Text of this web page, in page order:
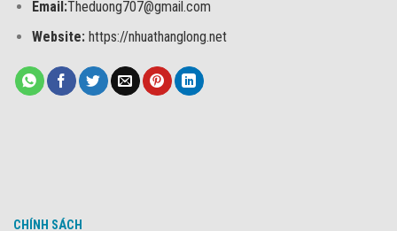
Email:Theduong707@gmail.com
Website:https://nhuathanglong.net
CHÍNH SÁCH